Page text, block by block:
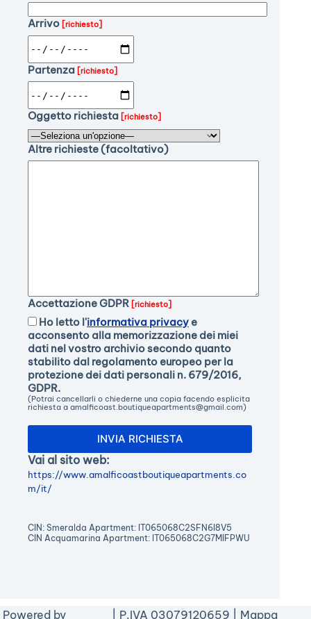
Arrivo [richiesto]
Partenza [richiesto]
Oggetto richiesta [richiesto]
Altre richieste (facoltativo)
Accettazione GDPR [richiesto]
Ho letto l'informativa privacy e
acconsento alla memorizzazione dei miei
dati nel vostro archivio secondo quanto
stabilito dal regolamento europeo per la
protezione dei dati personali n. 679/2016,
GDPR.
(Potrai cancellarli o chiederne una copia facendo esplicita
richiesta a amalficoast.boutiqueapartments@gmail.com)
Vai al sito web:
https://www.amalficoastboutiqueapartments.co
m/it/
CIN: Smeralda Apartment: IT065068C2SFN6I8V5
CIN Acquamarina Apartment: IT065068C2G7MIFPWU
Powered by | P.IVA 03079120659 | Mappa